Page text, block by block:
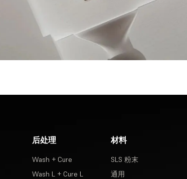
后处理
Wash + Cure
Wash L + Cure L
材料
SLS 粉末
通用